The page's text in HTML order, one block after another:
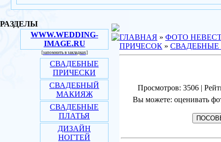
РАЗДЕЛЫ
WWW.WEDDING-
IMAGE.RU
[запомнить в закладках]
СВАДЕБНЫЕ
ПРИЧЕСКИ
СВАДЕБНЫЙ
МАКИЯЖ
СВАДЕБНЫЕ
ПЛАТЬЯ
ДИЗАЙН
НОГТЕЙ
ГЛАВНАЯ » ФОТО
ПРИЧЕСОК »
Просмотров: 3506 |
Вы можете: оценивать